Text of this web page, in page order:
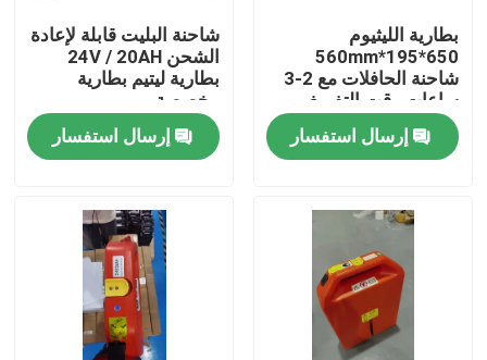
منتجات
معلومات عنا
بطارية الليثيوم
650*195*560mm
شاحنة الحافلات مع 2-3
ساعات وقت التفريغ
للعمليات
إرسال استفسار
شاحنة البليت قابلة لإعادة
الشحن 24V / 20AH
بطارية ليتيم بطارية
مخصصة
إرسال استفسار